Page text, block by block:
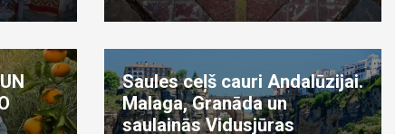
Saules ceļš cauri Andalūzijai.
Malaga, Granāda un
saulainās Vidusjūras